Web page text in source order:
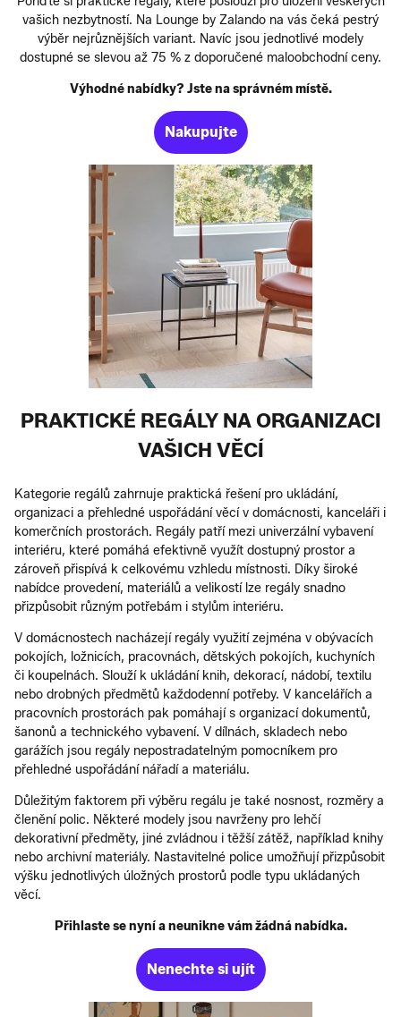
vašich nezbytností. Na Lounge by Zalando na vás čeká pestrý
výběr nejrůznějších variant. Navíc jsou jednotlivé modely
dostupné se slevou až 75 % z doporučené maloobchodní ceny.
Výhodné nabídky? Jste na správném místě.
Nakupujte
PRAKTICKÉ REGÁLY NA ORGANIZACI
VAŠICH VĚCÍ
Kategorie regálů zahrnuje praktická řešení pro ukládání,
organizaci a přehledné uspořádání věcí v domácnosti, kanceláři i
komerčních prostorách. Regály patří mezi univerzální vybavení
interiéru, které pomáhá efektivně využít dostupný prostor a
zároveň přispívá k celkovému vzhledu místnosti. Díky široké
nabídce provedení, materiálů a velikostí lze regály snadno
přizpůsobit různým potřebám i stylům interiéru.
V domácnostech nacházejí regály využití zejména v obývacích
pokojích, ložnicích, pracovnách, dětských pokojích, kuchyních
či koupelnách. Slouží k ukládání knih, dekorací, nádobí, textilu
nebo drobných předmětů každodenní potřeby. V kancelářích a
pracovních prostorách pak pomáhají s organizací dokumentů,
šanonů a technického vybavení. V dílnách, skladech nebo
garážích jsou regály nepostradatelným pomocníkem pro
přehledné uspořádání nářadí a materiálu.
Důležitým faktorem při výběru regálu je také nosnost, rozměry a
členění polic. Některé modely jsou navrženy pro lehčí
dekorativní předměty, jiné zvládnou i těžší zátěž, například knihy
nebo archivní materiály. Nastavitelné police umožňují přizpůsobit
výšku jednotlivých úložných prostorů podle typu ukládaných
věcí.
Přihlaste se nyní a neunikne vám žádná nabídka.
Nenechte si ujít